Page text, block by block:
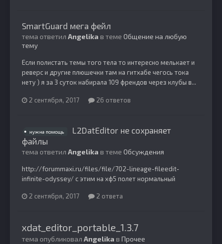
SmartGuard мега фейл
тема ответил Angelika в теме Общение на любую
тему
Если полистать темы того тела то интересно мелькает и
реверс и другие плюшечки там на гитхабе чегось тока
нету ) я за 3 суток набирала 109 френдов через клубы в...
2 сентября, 2017 26 ответов
нужна помощь
L2DatEditor не сохраняет
файлы
тема ответил Angelika в теме Обсуждения
http://forummaxi.ru/files/file/702-lineage-fileedit-
infinite-odyssey/ c этим на хф5 полет нормальный
2 сентября, 2017 2 ответа
xdat_editor_portable_1.3.7
тема опубликовал Angelika в Прочее